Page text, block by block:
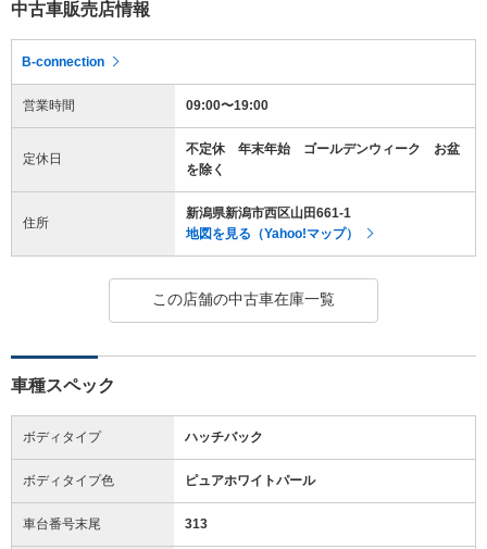
中古車販売店情報
B-connection
営業時間 09:00〜19:00
定休日
不定休 年末年始 ゴールデンウィーク お盆
を除く
住所
新潟県新潟市西区山田661-1
地図を見る（Yahoo!マップ）
この店舗の中古車在庫一覧
車種スペック
ボディタイプ ハッチバック
ボディタイプ色 ピュアホワイトパール
車台番号末尾 313